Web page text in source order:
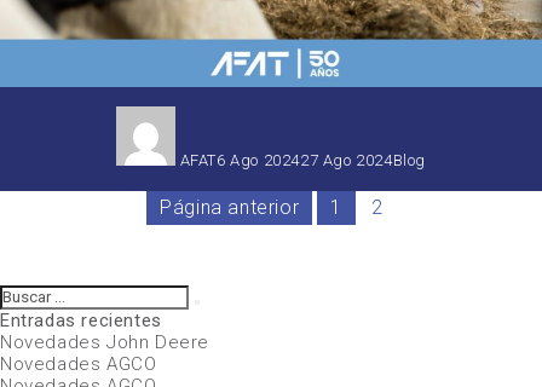
AFAT6 Ago 202427 Ago 2024Blog
Página anterior 1 2
Buscar
por:
Entradas recientes
Novedades John Deere
Novedades AGCO